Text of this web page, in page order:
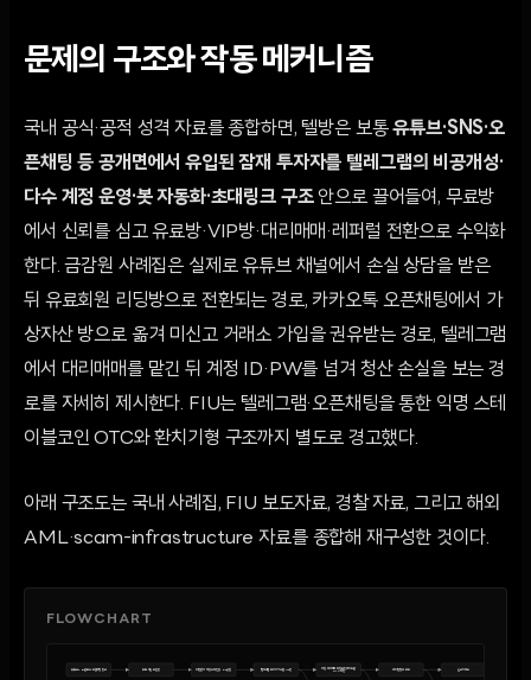
문제의 구조와 작동 메커니즘
국내 공식·공적 성격 자료를 종합하면, 텔방은 보통유튜브·SNS·오
픈채팅 등 공개면에서 유입된 잠재 투자자를 텔레그램의 비공개성·
다수 계정 운영·봇 자동화·초대링크 구조안으로 끌어들여, 무료방
에서 신뢰를 심고 유료방·VIP방·대리매매·레퍼럴 전환으로 수익화
한다. 금감원 사례집은 실제로 유튜브 채널에서 손실 상담을 받은
뒤 유료회원 리딩방으로 전환되는 경로, 카카오톡 오픈채팅에서 가
상자산 방으로 옮겨 미신고 거래소 가입을 권유받는 경로, 텔레그램
에서 대리매매를 맡긴 뒤 계정 ID·PW를 넘겨 청산 손실을 보는 경
로를 자세히 제시한다. FIU는 텔레그램·오픈채팅을 통한 익명 스테
이블코인 OTC와 환치기형 구조까지 별도로 경고했다.
아래 구조도는 국내 사례집, FIU 보도자료, 경찰 자료, 그리고 해외
AML·scam-infrastructure 자료를 종합해 재구성한 것이다.
FLOWCHART
·OTC 제안